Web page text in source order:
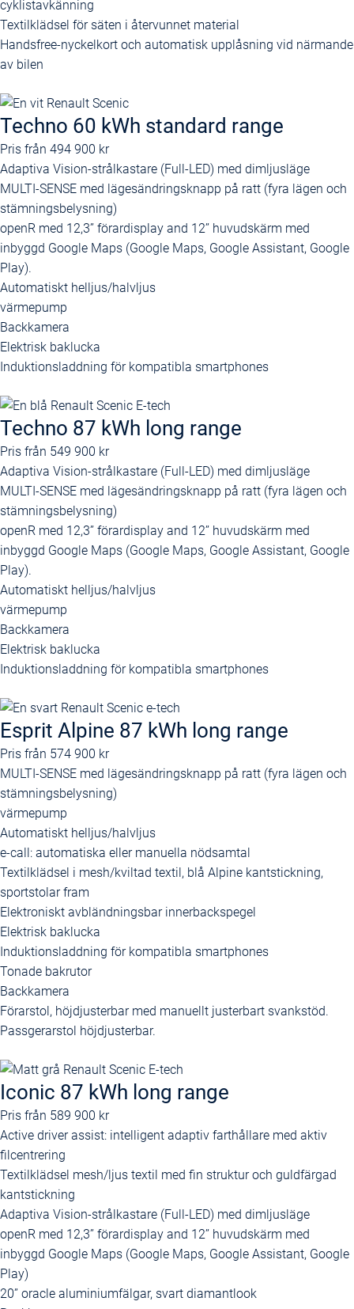
cyklistavkänning
Textilklädsel för säten i återvunnet material
Handsfree-nyckelkort och automatisk upplåsning vid närmande
av bilen
Techno 60 kWh standard range
Pris från 494 900 kr
Adaptiva Vision-strålkastare (Full-LED) med dimljusläge
MULTI-SENSE med lägesändringsknapp på ratt (fyra lägen och
stämningsbelysning)
openR med 12,3’’ förardisplay and 12’’ huvudskärm med
inbyggd Google Maps (Google Maps, Google Assistant, Google
Play).
Automatiskt helljus/halvljus
värmepump
Backkamera
Elektrisk baklucka
Induktionsladdning för kompatibla smartphones
Techno 87 kWh long range
Pris från 549 900 kr
Adaptiva Vision-strålkastare (Full-LED) med dimljusläge
MULTI-SENSE med lägesändringsknapp på ratt (fyra lägen och
stämningsbelysning)
openR med 12,3’’ förardisplay and 12’’ huvudskärm med
inbyggd Google Maps (Google Maps, Google Assistant, Google
Play).
Automatiskt helljus/halvljus
värmepump
Backkamera
Elektrisk baklucka
Induktionsladdning för kompatibla smartphones
Esprit Alpine 87 kWh long range
Pris från 574 900 kr
MULTI-SENSE med lägesändringsknapp på ratt (fyra lägen och
stämningsbelysning)
värmepump
Automatiskt helljus/halvljus
e-call: automatiska eller manuella nödsamtal
Textilklädsel i mesh/kviltad textil, blå Alpine kantstickning,
sportstolar fram
Elektroniskt avbländningsbar innerbackspegel
Elektrisk baklucka
Induktionsladdning för kompatibla smartphones
Tonade bakrutor
Backkamera
Förarstol, höjdjusterbar med manuellt justerbart svankstöd.
Passgerarstol höjdjusterbar.
Iconic 87 kWh long range
Pris från 589 900 kr
Active driver assist: intelligent adaptiv farthållare med aktiv
filcentrering
Textilklädsel mesh/ljus textil med fin struktur och guldfärgad
kantstickning
Adaptiva Vision-strålkastare (Full-LED) med dimljusläge
openR med 12,3’’ förardisplay and 12’’ huvudskärm med
inbyggd Google Maps (Google Maps, Google Assistant, Google
Play)
20” oracle aluminiumfälgar, svart diamantlook